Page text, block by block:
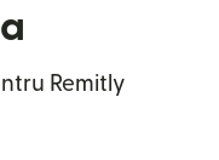
Remitly